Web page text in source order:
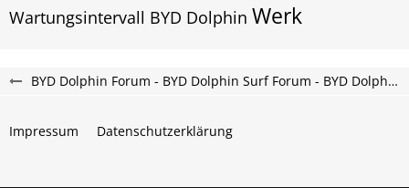
Wartungsintervall BYD Dolphin Werk
BYD Dolphin Forum - BYD Dolphin Surf Forum - BYD Dolphin G DM-i Forum
Impressum Datenschutzerklärung